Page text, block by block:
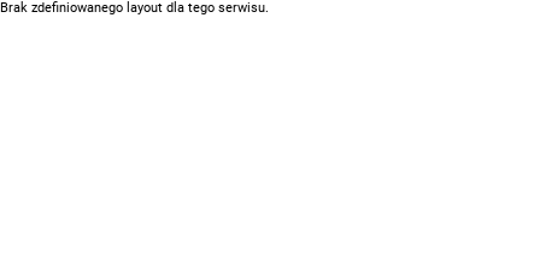
Brak zdefiniowanego layout dla tego serwisu.